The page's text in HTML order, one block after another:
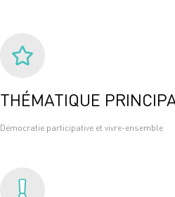
THÉMATIQUE
Démocratie participative et vivre-ensemble